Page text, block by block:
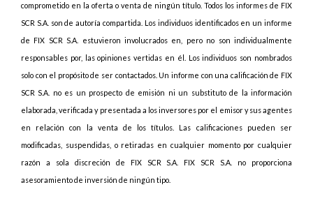
comprometido en la oferta o venta de ningún título. Todos los informes de FIX
SCR S.A. son de autoría compartida. Los individuos identificados en un informe
de FIX SCR S.A. estuvieron involucrados en, pero no son individualmente
responsables por, las opiniones vertidas en él. Los individuos son nombrados
solo con el propósito de ser contactados. Un informe con una calificación de FIX
SCR S.A. no es un prospecto de emisión ni un substituto de la información
elaborada, verificada y presentada a los inversores por el emisor y sus agentes
en relación con la venta de los títulos. Las calificaciones pueden ser
modificadas, suspendidas, o retiradas en cualquier momento por cualquier
razón a sola discreción de FIX SCR S.A. FIX SCR S.A. no proporciona
asesoramiento de inversión de ningún tipo.